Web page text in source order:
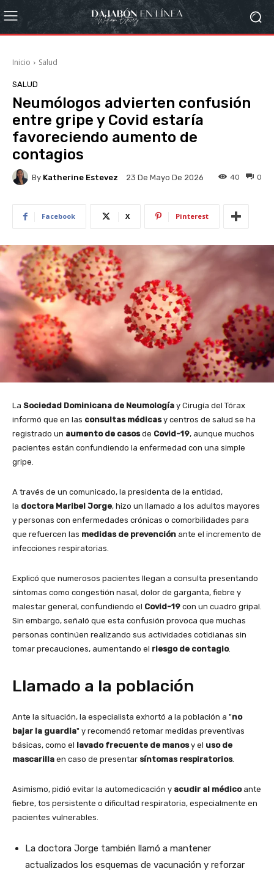
Inicio Salud
SALUD
Neumólogos advierten confusión
entre gripe y Covid estaría
favoreciendo aumento de
contagios
By Katherine Estevez 23 De Mayo De 2026 0
40
Facebook X Pinterest
La Sociedad Dominicana de Neumología y Cirugía del Tórax
informó que en las consultas médicasy centros de salud se ha
registrado un aumento de casosde Covid-19, aunque muchos
pacientes están confundiendo la enfermedad con una simple
gripe.
A través de un comunicado, la presidenta de la entidad,
la doctora Maribel Jorge, hizo un llamado a los adultos mayores
y personas con enfermedades crónicas o comorbilidades para
que refuercen las medidas de prevención ante el incremento de
infecciones respiratorias.
Explicó que numerosos pacientes llegan a consulta presentando
síntomas como congestión nasal, dolor de garganta, fiebre y
malestar general, confundiendo el Covid-19 con un cuadro gripal.
Sin embargo, señaló que esta confusión provoca que muchas
personas continúen realizando sus actividades cotidianas sin
tomar precauciones, aumentando el riesgo de contagio.
Llamado a la población
Ante la situación, la especialista exhortó a la población a "no
bajar la guardia" y recomendó retomar medidas preventivas
básicas, como el lavado frecuente de manosy el uso de
mascarilla en caso de presentar síntomas respiratorios.
Asimismo, pidió evitar la automedicación y acudir al médicoante
fiebre, tos persistente o dificultad respiratoria, especialmente en
pacientes vulnerables.
La doctora Jorge también llamó a mantener
actualizados los esquemas de vacunación y reforzar